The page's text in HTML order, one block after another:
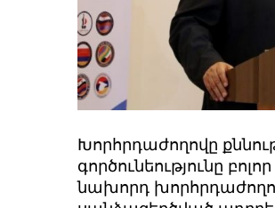
Խորհրդաժողովը
գործունեու­թյունը
նախորդ